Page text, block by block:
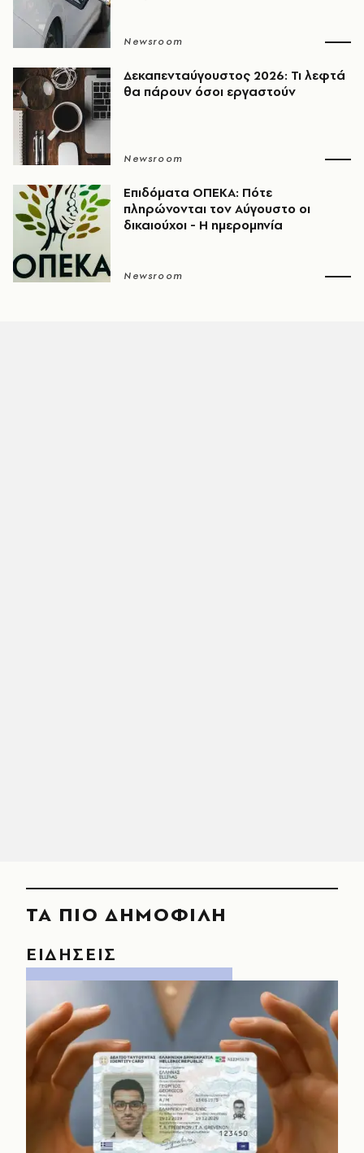
Newsroom
Δεκαπενταύγουστος 2026: Τι λεφτά
θα πάρουν όσοι εργαστούν
Newsroom
Επιδόματα ΟΠΕΚΑ: Πότε
πληρώνονται τον Αύγουστο οι
δικαιούχοι - Η ημερομηνία
Newsroom
ΤΑ ΠΙΟ ΔΗΜΟΦΙΛΗ
ΕΙΔΗΣΕΙΣ